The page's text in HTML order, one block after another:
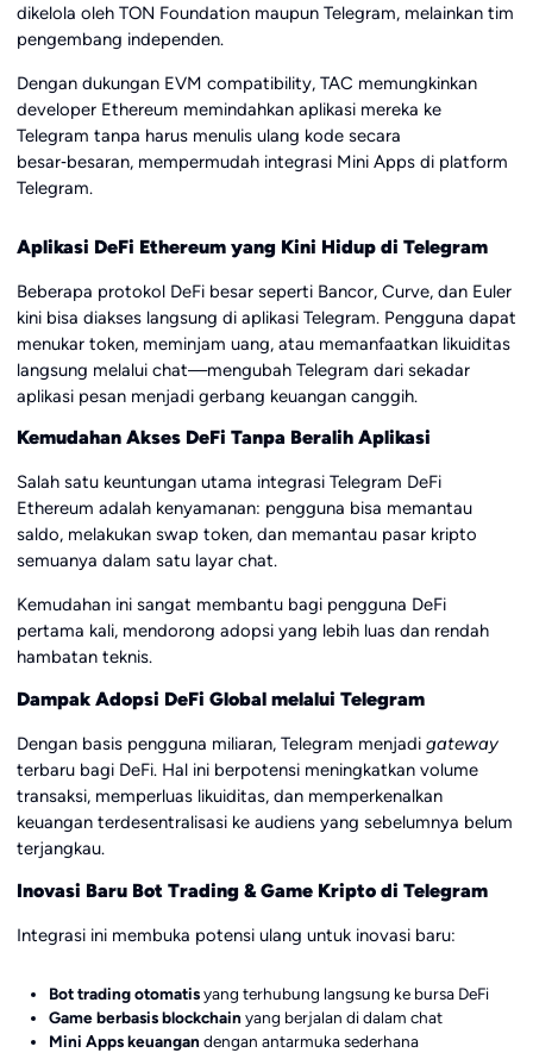
dikelola oleh TON Foundation maupun Telegram, melainkan tim
pengembang independen.
Dengan dukungan EVM compatibility, TAC memungkinkan
developer Ethereum memindahkan aplikasi mereka ke
Telegram tanpa harus menulis ulang kode secara
besar‑besaran, mempermudah integrasi Mini Apps di platform
Telegram.
Aplikasi DeFi Ethereum yang Kini Hidup di Telegram
Beberapa protokol DeFi besar seperti Bancor, Curve, dan Euler
kini bisa diakses langsung di aplikasi Telegram. Pengguna dapat
menukar token, meminjam uang, atau memanfaatkan likuiditas
langsung melalui chat—mengubah Telegram dari sekadar
aplikasi pesan menjadi gerbang keuangan canggih.
Kemudahan Akses DeFi Tanpa Beralih Aplikasi
Salah satu keuntungan utama integrasi Telegram DeFi
Ethereum adalah kenyamanan: pengguna bisa memantau
saldo, melakukan swap token, dan memantau pasar kripto
semuanya dalam satu layar chat.
Kemudahan ini sangat membantu bagi pengguna DeFi
pertama kali, mendorong adopsi yang lebih luas dan rendah
hambatan teknis.
Dampak Adopsi DeFi Global melalui Telegram
Dengan basis pengguna miliaran, Telegram menjadi gateway
terbaru bagi DeFi. Hal ini berpotensi meningkatkan volume
transaksi, memperluas likuiditas, dan memperkenalkan
keuangan terdesentralisasi ke audiens yang sebelumnya belum
terjangkau.
Inovasi Baru Bot Trading & Game Kripto di Telegram
Integrasi ini membuka potensi ulang untuk inovasi baru:
Bot trading otomatisyang terhubung langsung ke bursa DeFi
Game berbasis blockchain yang berjalan di dalam chat
Mini Apps keuangan dengan antarmuka sederhana